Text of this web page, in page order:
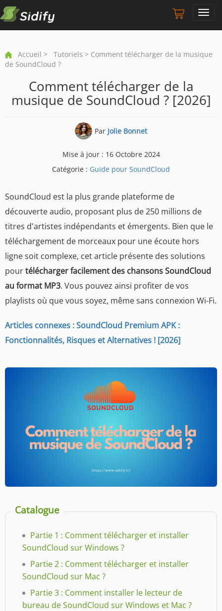
Accueil > Tutoriels > Comment télécharger de la musique
de SoundCloud ?
Comment télécharger de la
musique de SoundCloud ? [2026]
Par Jolie Bonnet
Mise à jour : 16 Octobre 2024
Catégorie : Guide pour SoundCloud
SoundCloud est la plus grande plateforme de
découverte audio, proposant plus de 250 millions de
titres d'artistes indépendants et émergents. Bien que le
téléchargement de morceaux pour une écoute hors
ligne soit complexe, cet article présente des solutions
pourtélécharger facilement des chansons SoundCloud
au format MP3. Vous pouvez ainsi profiter de vos
playlists où que vous soyez, même sans connexion Wi-Fi.
Articles connexes : SoundCloud Premium APK :
Fonctionnalités, Risques et Alternatives ! [2026]
Catalogue
Partie 1 : Comment télécharger et installer
SoundCloud sur Windows ?
Partie 2 : Comment télécharger et installer
SoundCloud sur Mac ?
Partie 3 : Comment installer le lecteur de
bureau de SoundCloud sur Windows et Mac ?